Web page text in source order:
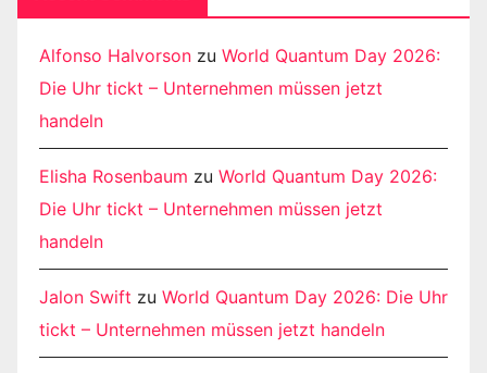
Alfonso Halvorson zu World Quantum Day 2026:
Die Uhr tickt – Unternehmen müssen jetzt
handeln
Elisha Rosenbaum zu World Quantum Day 2026:
Die Uhr tickt – Unternehmen müssen jetzt
handeln
Jalon Swift zu World Quantum Day 2026: Die Uhr
tickt – Unternehmen müssen jetzt handeln